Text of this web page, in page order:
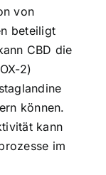
von
beteiligt
CBD die
2)
können.
kann
im